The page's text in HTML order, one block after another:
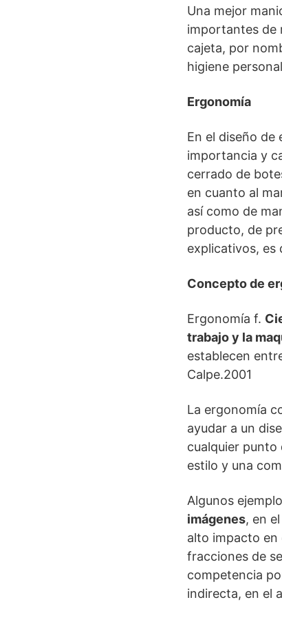
Una mejor
importantes de
cajeta, por
higiene
Ergonomía
En el diseño de
importancia y
cerrado de
en cuanto al
así como de
producto, de
explicativos, es
Concepto de
Ergonomía f.
trabajo y la
establecen
Calpe.2001
La ergonomía
ayudar a un
cualquier punto
estilo y una
Algunos
imágenes, en
alto impacto en
fracciones de
competencia
indirecta, en el